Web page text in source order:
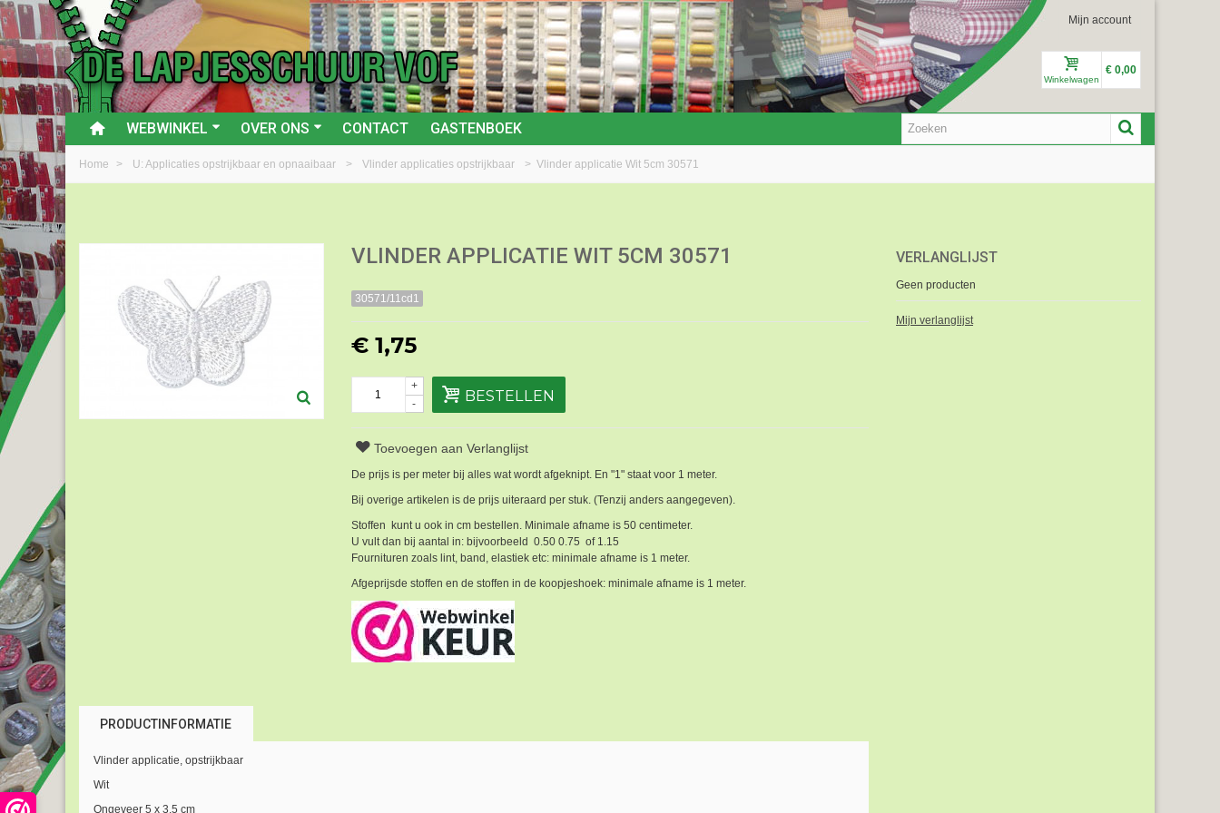
Mijn account
Winkelwagen
€ 0,00
WEBWINKEL OVER ONS CONTACT GASTENBOEK
Home > U: Applicaties opstrijkbaar en opnaaibaar > Vlinder applicaties opstrijkbaar > Vlinder applicatie Wit 5cm 30571
VLINDER APPLICATIE WIT 5CM 30571
30571/11cd1
€ 1,75
-
+
BESTELLEN
Toevoegen aan Verlanglijst
De prijs is per meter bij alles wat wordt afgeknipt. En "1" staat voor 1 meter.
Bij overige artikelen is de prijs uiteraard per stuk. (Tenzij anders aangegeven).
Stoffen kunt u ook in cm bestellen. Minimale afname is 50 centimeter.
U vult dan bij aantal in: bijvoorbeeld 0.50 0.75 of 1.15
Fournituren zoals lint, band, elastiek etc: minimale afname is 1 meter.
Afgeprijsde stoffen en de stoffen in de koopjeshoek: minimale afname is 1 meter.
PRODUCTINFORMATIE
Vlinder applicatie, opstrijkbaar
Wit
Ongeveer 5 x 3,5 cm
VERLANGLIJST
Geen producten
Mijn verlanglijst